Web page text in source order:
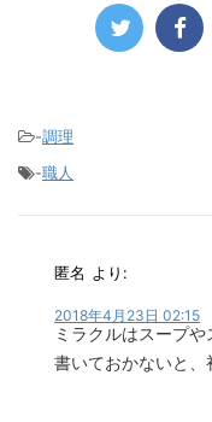
-調理
-職人
匿名 より:
2018年4月23日 02:15
ミラクルはスープ
書いておかないと、